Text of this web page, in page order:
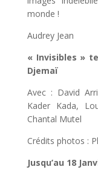
monde !
Audrey Jean
« Invisibles »
Djemaï
Avec : David
Kader Kada,
Chantal Mutel
Crédits photos :
Jusqu’au 18